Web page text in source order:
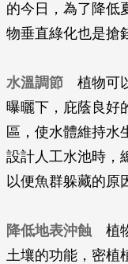
的今日，為了降低
物垂直綠化也是搶
水溫調節 植物可
曝曬下，庇蔭良好
區，使水體維持水
設計人工水池時，
以便魚群躲藏的原
降低地表沖蝕 植
土壤的功能，密植